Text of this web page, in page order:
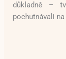
důkladně –
pochutnávali